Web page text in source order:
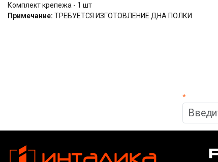
Комплект крепежа - 1 шт
Примечание: ТРЕБУЕТСЯ ИЗГОТОВЛЕНИЕ ДНА ПОЛКИ
*